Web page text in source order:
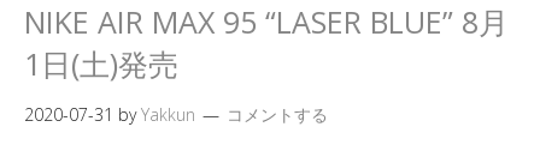
NIKE AIR MAX 95 “LASER BLUE” 8月
1日(土)発売
2020-07-31 byYakkun コメントする